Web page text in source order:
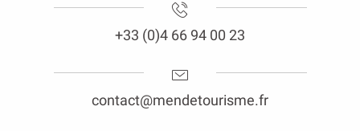
+33 (0)4 66 94 00 23
contact@mendetourisme.fr